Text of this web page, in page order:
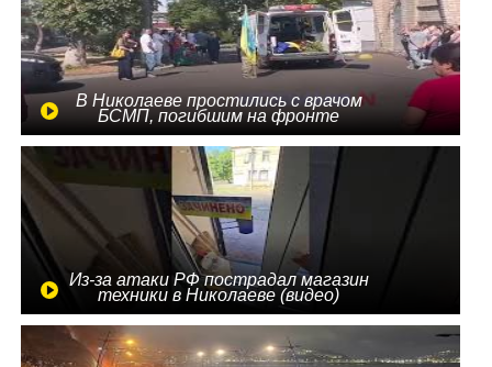
В Николаеве простились с врачом
БСМП, погибшим на фронте
Из-за атаки РФ пострадал магазин
техники в Николаеве (видео)